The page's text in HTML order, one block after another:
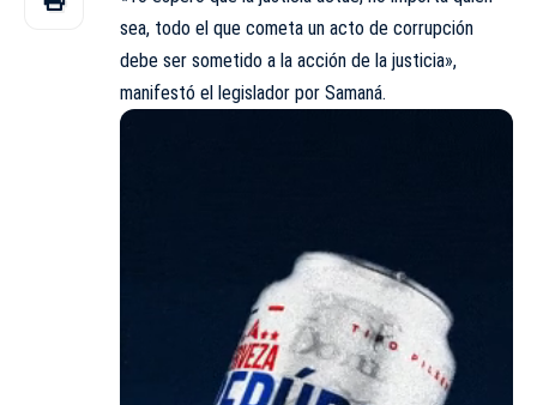
sea, todo el que cometa un acto de corrupción
debe ser sometido a la acción de la justicia»,
manifestó el legislador por Samaná.